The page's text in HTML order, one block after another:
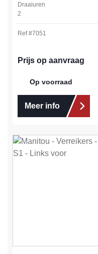
Draaiuren
2
Ref #7051
Prijs op aanvraag
Op voorraad
Meer info